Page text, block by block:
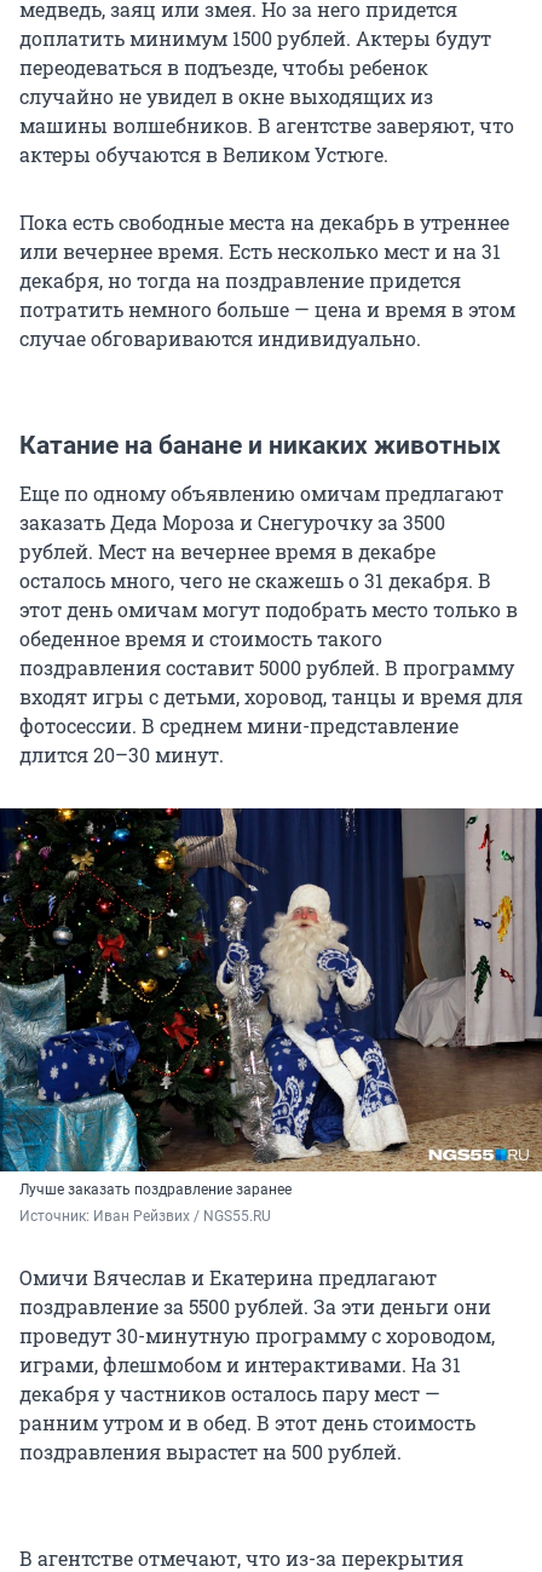
медведь, заяц или змея. Но за него придется
доплатить минимум 1500 рублей. Актеры будут
переодеваться в подъезде, чтобы ребенок
случайно не увидел в окне выходящих из
машины волшебников. В агентстве заверяют, что
актеры обучаются в Великом Устюге.
Пока есть свободные места на декабрь в утреннее
или вечернее время. Есть несколько мест и на 31
декабря, но тогда на поздравление придется
потратить немного больше — цена и время в этом
случае обговариваются индивидуально.
Катание на банане и никаких животных
Еще по одному объявлению омичам предлагают
заказать Деда Мороза и Снегурочку за 3500
рублей. Мест на вечернее время в декабре
осталось много, чего не скажешь о 31 декабря. В
этот день омичам могут подобрать место только в
обеденное время и стоимость такого
поздравления составит 5000 рублей. В программу
входят игры с детьми, хоровод, танцы и время для
фотосессии. В среднем мини-представление
длится 20–30 минут.
Лучше заказать поздравление заранее
Источник: Иван Рейзвих / NGS55.RU
Омичи Вячеслав и Екатерина предлагают
поздравление за 5500 рублей. За эти деньги они
проведут 30-минутную программу с хороводом,
играми, флешмобом и интерактивами. На 31
декабря у частников осталось пару мест —
ранним утром и в обед. В этот день стоимость
поздравления вырастет на 500 рублей.
В агентстве отмечают, что из-за перекрытия